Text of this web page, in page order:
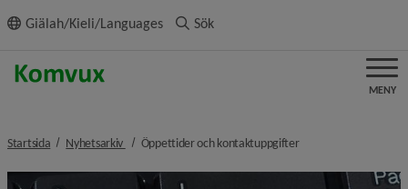
innehållet
Giälah/Kieli/Languages Sök
MENY
Startsida Nyhetsarkiv nivå i brödsmulenavigeringen
Öppettider och kontaktuppgifternivå i